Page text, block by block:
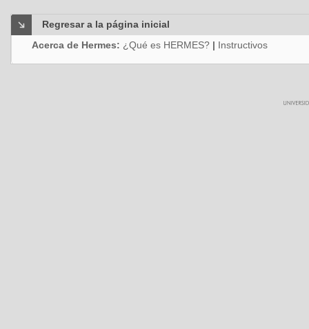
Regresar a la página inicial
Acerca de Hermes: ¿Qué es HERMES? | Instructivos